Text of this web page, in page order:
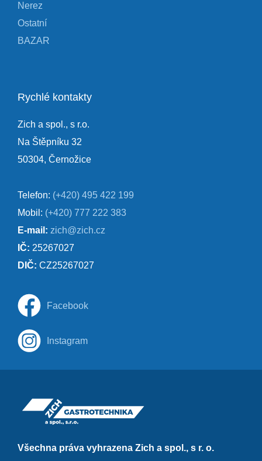
Všechna práva vyhrazena Zich a spol., s r. o.
Nerez
Ostatní
BAZAR
Rychlé kontakty
Zich a spol., s r.o.
Na Štěpníku 32
50304, Černožice
Telefon: (+420) 495 422 199
Mobil: (+420) 777 222 383
E-mail: zich@zich.cz
IČ: 25267027
DIČ: CZ25267027
Facebook
Instagram